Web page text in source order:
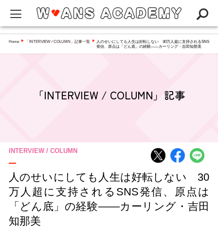
W-ANS ACADEMYってなに？
Q&A
アカデミー
Home ▶ 「INTERVIEW / COLUMN」記事一覧 ▶
人のせいにしても人生は好転しない 30万人超に支持されるSNS
発信、原点は「どん底」の経験――カーリング・吉田知那美
「INTERVIEW / COLUMN」記事
INTERVIEW / COLUMN
人のせいにしても人生は好転しない 30
万人超に支持されるSNS発信、原点は
「どん底」の経験――カーリング・吉田
知那美